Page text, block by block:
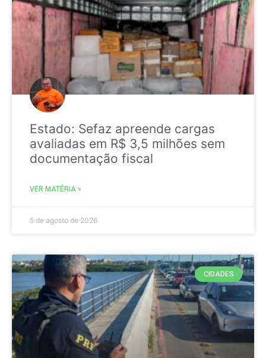
Estado: Sefaz apreende cargas
avaliadas em R$ 3,5 milhões sem
documentação fiscal
VER MATÉRIA »
5 de agosto de 2026
CIDADES